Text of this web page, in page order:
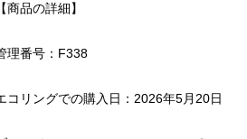
商品の詳細】
理番号：F338
コリングでの購入日：2026年5月20日